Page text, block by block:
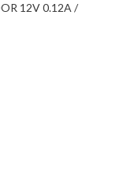
12V 0.12A /